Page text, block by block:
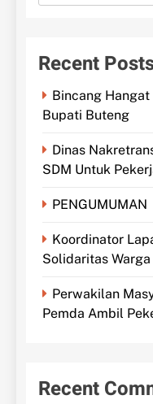
Recent
Bincang
Bupati Buteng
Dinas
SDM Untuk
PENGUMUMAN
Koordinator
Solidaritas
Perwakilan
Pemda Ambil
Recent